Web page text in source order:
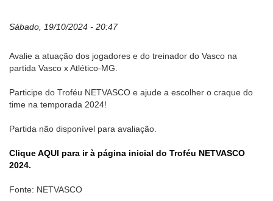
Sábado, 19/10/2024 - 20:47
Avalie a atuação dos jogadores e do treinador do Vasco na
partida Vasco x Atlético-MG.
Participe do Troféu NETVASCO e ajude a escolher o craque do
time na temporada 2024!
Partida não disponível para avaliação.
Clique AQUI para ir à página inicial do Troféu NETVASCO
2024.
Fonte: NETVASCO